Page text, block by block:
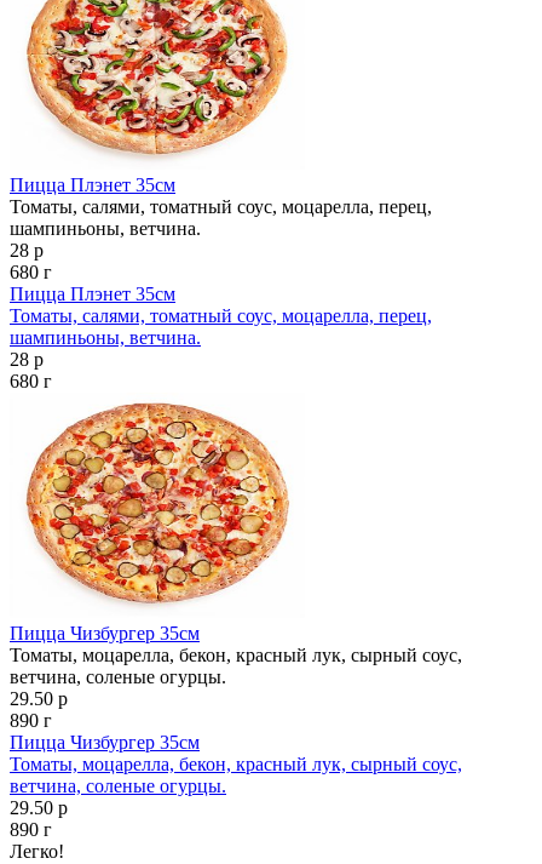
Пицца Плэнет 35см
Томаты, салями, томатный соус, моцарелла, перец,
шампиньоны, ветчина.
28 р
680 г
Пицца Плэнет 35см
Томаты, салями, томатный соус, моцарелла, перец,
шампиньоны, ветчина.
28 р
680 г
Пицца Чизбургер 35см
Томаты, моцарелла, бекон, красный лук, сырный соус,
ветчина, соленые огурцы.
29.50 р
890 г
Пицца Чизбургер 35см
Томаты, моцарелла, бекон, красный лук, сырный соус,
ветчина, соленые огурцы.
29.50 р
890 г
Легко!